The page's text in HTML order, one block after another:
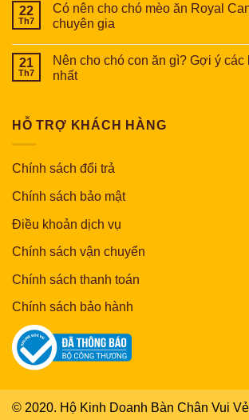
22
Th7
Có nên cho chó mèo ăn Royal
chuyên gia
21
Th7
Nên cho chó con ăn gì? Gợi ý các
nhất
HỖ TRỢ KHÁCH HÀNG
Chính sách đổi trả
Chính sách bảo mật
Điều khoản dịch vụ
Chính sách vận chuyển
Chính sách thanh toán
Chính sách bảo hành
© 2020. Hộ Kinh Doanh Bàn Chân Vui